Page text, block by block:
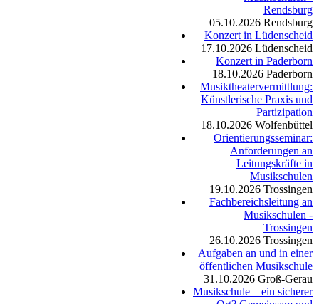
Rendsburg
05.10.2026 Rendsburg
Konzert in Lüdenscheid
17.10.2026 Lüdenscheid
Konzert in Paderborn
18.10.2026 Paderborn
Musiktheatervermittlung:
Künstlerische Praxis und
Partizipation
18.10.2026 Wolfenbüttel
Orientierungsseminar:
Anforderungen an
Leitungskräfte in
Musikschulen
19.10.2026 Trossingen
Fachbereichsleitung an
Musikschulen -
Trossingen
26.10.2026 Trossingen
Aufgaben an und in einer
öffentlichen Musikschule
31.10.2026 Groß-Gerau
Musikschule – ein sicherer